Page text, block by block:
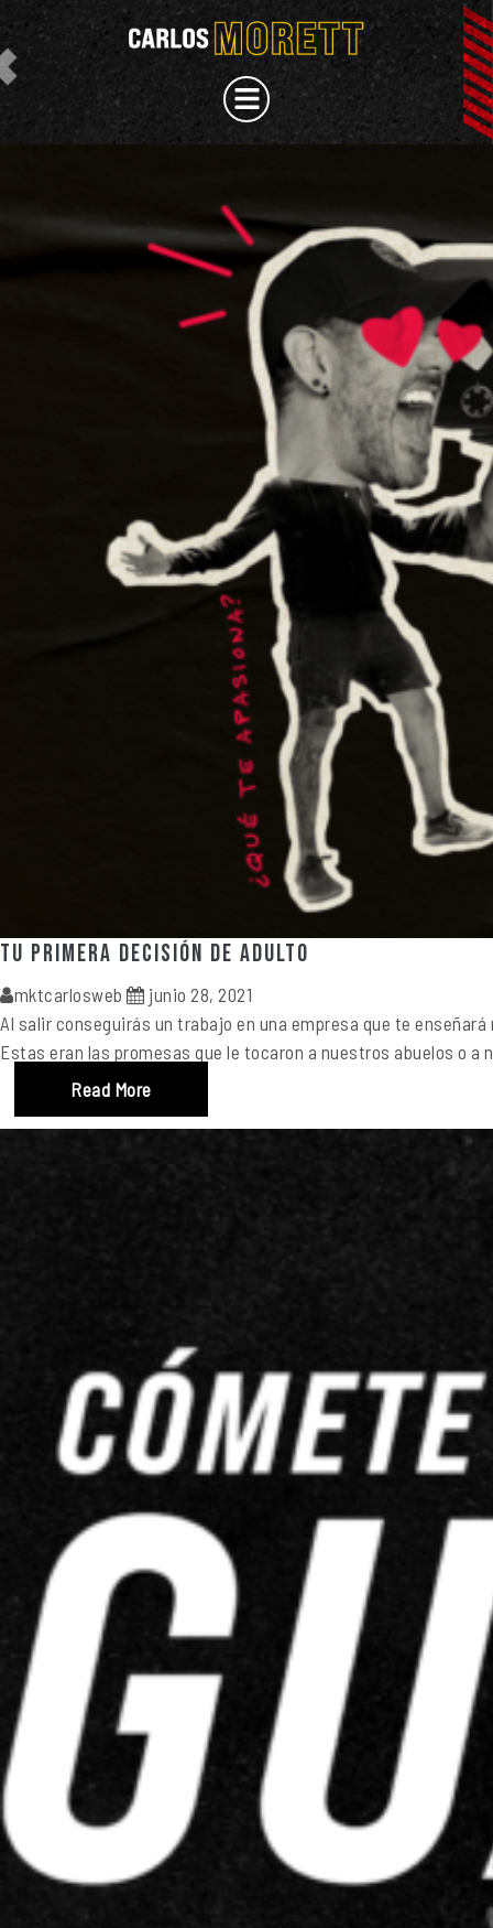
Tu primera decisión de adulto
mktcarlosweb
junio 28, 2021
Al salir conseguirás un trabajo en una empresa que te
Estas eran las promesas que le tocaron a nuestros abuelos o
Read More